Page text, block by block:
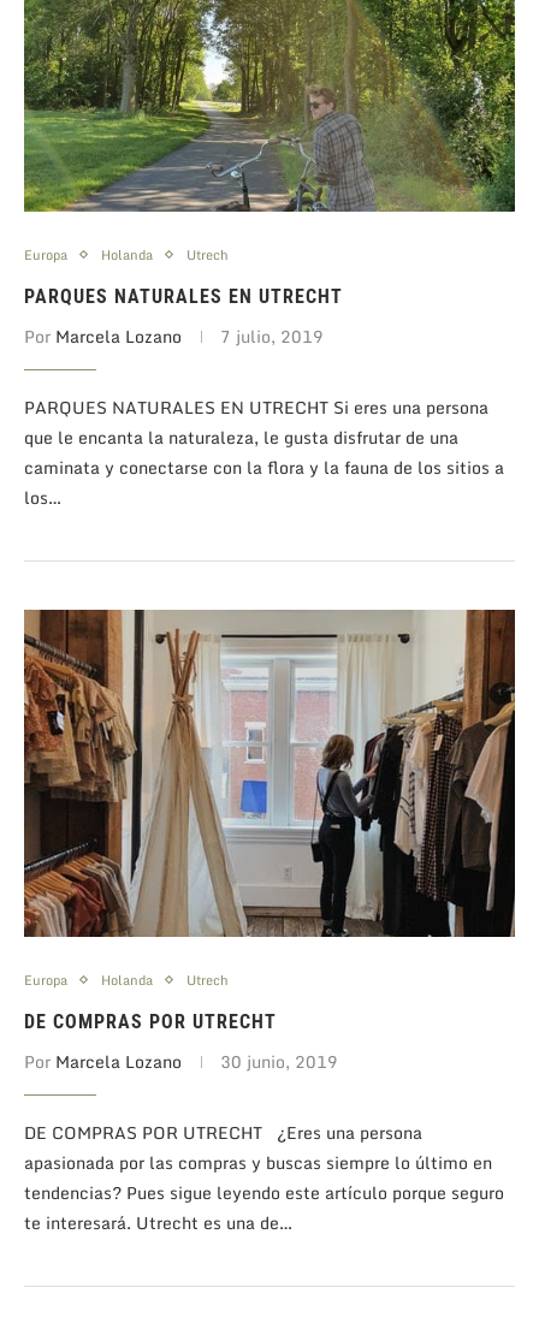
Europa Holanda Utrech
PARQUES NATURALES EN UTRECHT
Por Marcela Lozano 7 julio, 2019
PARQUES NATURALES EN UTRECHT Si eres una persona
que le encanta la naturaleza, le gusta disfrutar de una
caminata y conectarse con la flora y la fauna de los sitios a
los…
Europa Holanda Utrech
DE COMPRAS POR UTRECHT
Por Marcela Lozano 30 junio, 2019
DE COMPRAS POR UTRECHT ¿Eres una persona
apasionada por las compras y buscas siempre lo último en
tendencias? Pues sigue leyendo este artículo porque seguro
te interesará. Utrecht es una de…